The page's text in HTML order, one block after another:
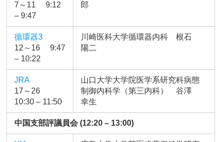
7～11 9:12
– 9:47
郎
循環器3
12～16 9:47
– 10:22
川崎医科大学循環器内科 根石
陽二
JRA
17～26
10:30 – 11:50
山口大学大学院医学系研究科病態
制御内科学（第三内科） 谷澤
幸生
中国支部評議員会 (12:20 – 13:00)